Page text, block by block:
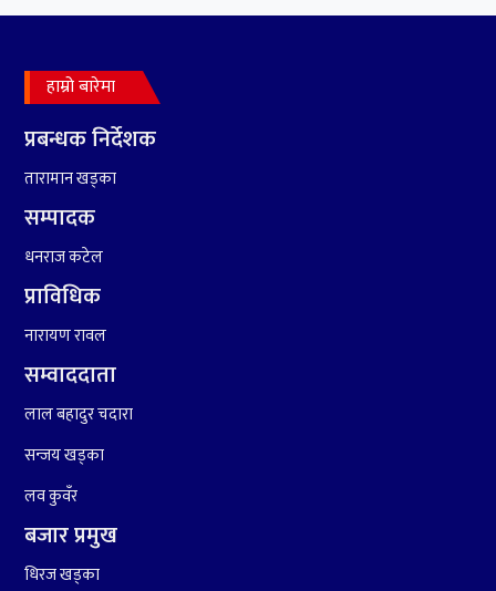
सर्पपालनमा झलनाथ खनाल
प्रतिष्ठानले गर्यो १७ करोड ९८
लाख हिनामिना
हाम्रो बारेमा
प्रबन्धक निर्देशक
तारामान खड्का
सम्पादक
धनराज कटेल
प्राविधिक
नारायण रावल
सम्वाददाता
लाल बहादुर चदारा
सन्जय खड्का
लव कुवँर
बजार प्रमुख
धिरज खड्का